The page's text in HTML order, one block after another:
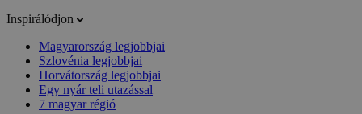
Inspirálódjon
Magyarország legjobbjai
Szlovénia legjobbjai
Horvátország legjobbjai
Egy nyár teli utazással
7 magyar régió